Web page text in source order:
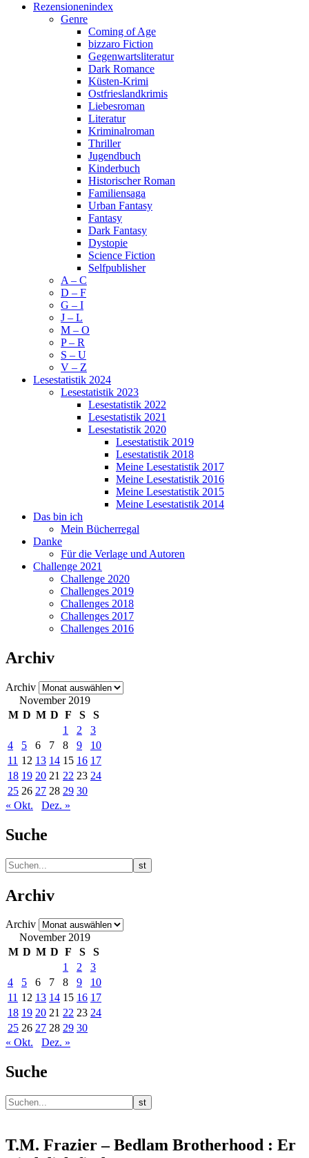
Rezensionenindex
Genre
Coming of Age
bizzaro Fiction
Gegenwartsliteratur
Dark Romance
Küsten-Krimi
Ostfrieslandkrimis
Liebesroman
Literatur
Kriminalroman
Thriller
Jugendbuch
Kinderbuch
Historischer Roman
Familiensaga
Urban Fantasy
Fantasy
Dark Fantasy
Dystopie
Science Fiction
Selfpublisher
A – C
D – F
G – I
J – L
M – O
P – R
S – U
V – Z
Lesestatistik 2024
Lesestatistik 2023
Lesestatistik 2022
Lesestatistik 2021
Lesestatistik 2020
Lesestatistik 2019
Lesestatistik 2018
Meine Lesestatistik 2017
Meine Lesestatistik 2016
Meine Lesestatistik 2015
Meine Lesestatistik 2014
Das bin ich
Mein Bücherregal
Danke
Für die Verlage und Autoren
Challenge 2021
Challenge 2020
Challenges 2019
Challenges 2018
Challenges 2017
Challenges 2016
Archiv
Archiv
November 2019
M D M D F S
S
1
2
3
4
5 6 7 8 9
10
11 12 13 14 15 16 17
18 19 20 21 22 23 24
25 26 27 28 29 30
« Okt.
Dez. »
Suche
Archiv
Archiv
November 2019
M D M D F S
S
1
2
3
4
5 6 7 8 9
10
11 12 13 14 15 16 17
18 19 20 21 22 23 24
25 26 27 28 29 30
« Okt.
Dez. »
Suche
T.M. Frazier – Bedlam Brotherhood : Er